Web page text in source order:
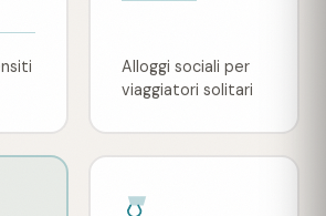
Alloggi sociali per
viaggiatori solitari